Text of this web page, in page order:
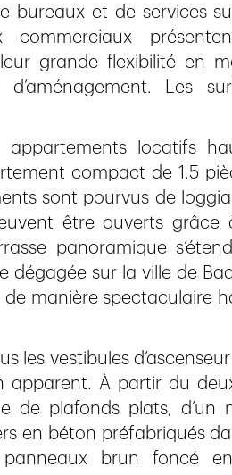
bureaux et de services
grande flexibilité en
Les
locatifs
compact de 1.5
sont pourvus de
être ouverts grâce
panoramique
dégagée sur la ville de
de manière spectaculaire
les vestibules
apparent. À partir du
de plafonds plats, d’un
en béton préfabriqués
brun foncé